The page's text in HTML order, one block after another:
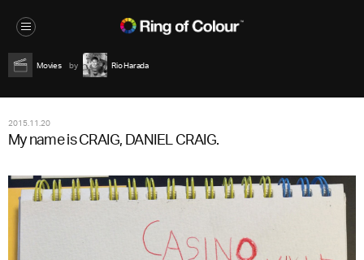
Movies Rio Harada
2015.11.20
My name is CRAIG, DANIEL CRAIG.